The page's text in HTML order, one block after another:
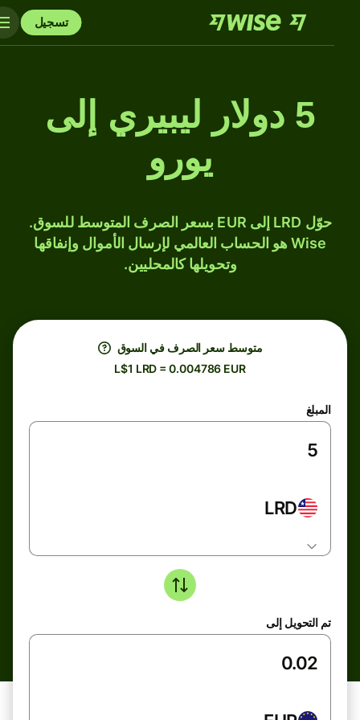
تسجيل
5 دولار ليبيري إلى
يورو
حوّل LRD إلى EUR بسعر الصرف المتوسط للسوق.
Wise هو الحساب العالمي لإرسال الأموال وإنفاقها
وتحويلها كالمحليين.
متوسط ​​سعر الصرف في السوق
L$1 LRD = 0.004786 EUR
المبلغ
LRD
تم التحويل إلى